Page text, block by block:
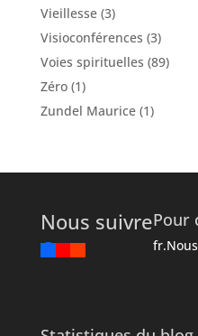
Vieillesse(3)
Visioconférences (3)
Voies spirituelles (89)
Zéro(1)
Zundel Maurice(1)
Nous suivrePour